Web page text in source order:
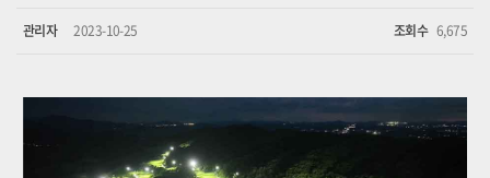
관리자 2023-10-25 조회수 6,675